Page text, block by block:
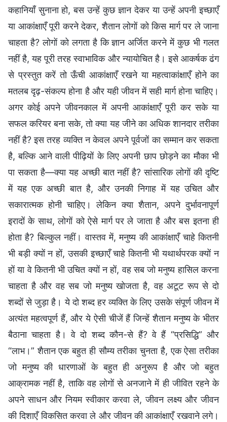
कहानियाँ सुनाना हो, बस उन्हें कुछ ज्ञान देकर या उन्हें अपनी इच्छाएँ
या आकांक्षाएँ पूरी करने देकर, शैतान लोगों को किस मार्ग पर ले जाना
चाहता है? लोगों को लगता है कि ज्ञान अर्जित करने में कुछ भी गलत
नहीं है, यह पूरी तरह स्वाभाविक और न्यायोचित है। इसे आकर्षक ढंग
से प्रस्‍तुत करें तो ऊँची आकांक्षाएँ रखने या महत्वाकांक्षाएँ होने का
मतलब दृढ़-संकल्प होना है और यही जीवन में सही मार्ग होना चाहिए।
अगर कोई अपने जीवनकाल में अपनी आकांक्षाएँ पूरी कर सके या
सफल करियर बना सके, तो क्या यह जीने का अधिक शानदार तरीका
नहीं है? इस तरह व्यक्ति न केवल अपने पूर्वजों का सम्मान कर सकता
है, बल्कि आने वाली पीढ़ियों के लिए अपनी छाप छोड़ने का मौका भी
पा सकता है—क्या यह अच्छी बात नहीं है? सांसारिक लोगों की दृष्टि
में यह एक अच्छी बात है, और उनकी निगाह में यह उचित और
सकारात्मक होनी चाहिए। लेकिन क्या शैतान, अपने दुर्भावनापूर्ण
इरादों के साथ, लोगों को ऐसे मार्ग पर ले जाता है और बस इतना ही
होता है? बिल्कुल नहीं। वास्तव में, मनुष्य की आकांक्षाएँ चाहे कितनी
भी बड़ी क्यों न हों, उसकी इच्छाएँ चाहे कितनी भी यथार्थपरक क्यों न
हों या वे कितनी भी उचित क्यों न हों, वह सब जो मनुष्य हासिल करना
चाहता है और वह सब जो मनुष्य खोजता है, वह अटूट रूप से दो
शब्दों से जुड़ा है। ये दो शब्द हर व्यक्ति के लिए उसके संपूर्ण जीवन में
अत्यंत महत्वपूर्ण हैं, और ये ऐसी चीजें हैं जिन्हें शैतान मनुष्य के भीतर
बैठाना चाहता है। वे दो शब्द कौन-से हैं? वे हैं “प्रसिद्धि” और
“लाभ।” शैतान एक बहुत ही सौम्य तरीका चुनता है, एक ऐसा तरीका
जो मनुष्य की धारणाओं के बहुत ही अनुरूप है और जो बहुत
आक्रामक नहीं है, ताकि वह लोगों से अनजाने में ही जीवित रहने के
अपने साधन और नियम स्वीकार करवा ले, जीवन लक्ष्य और जीवन
की दिशाएँ विकसित करवा ले और जीवन की आकांक्षाएँ रखवाने लगे।